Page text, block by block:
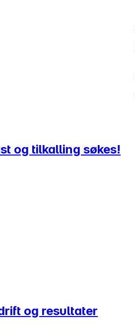
og tilkalling søkes!
og resultater